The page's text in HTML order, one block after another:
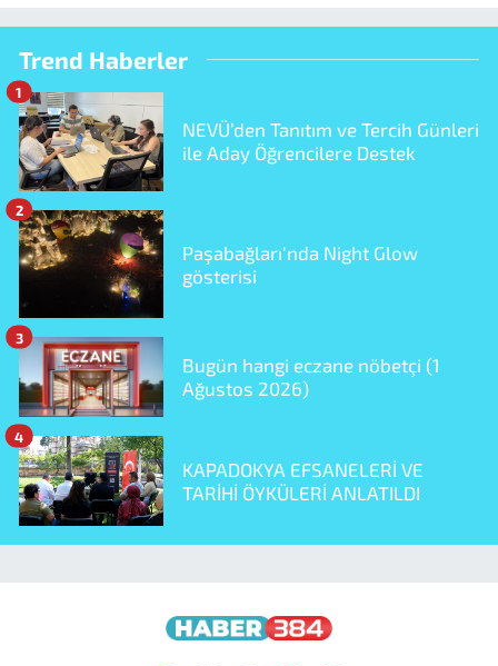
Trend Haberler
NEVÜ’den Tanıtım ve Tercih Günleri
ile Aday Öğrencilere Destek
1
Paşabağları'nda Night Glow
gösterisi
2
Bugün hangi eczane nöbetçi (1
Ağustos 2026)
3
KAPADOKYA EFSANELERİ VE
TARİHİ ÖYKÜLERİ ANLATILDI
4